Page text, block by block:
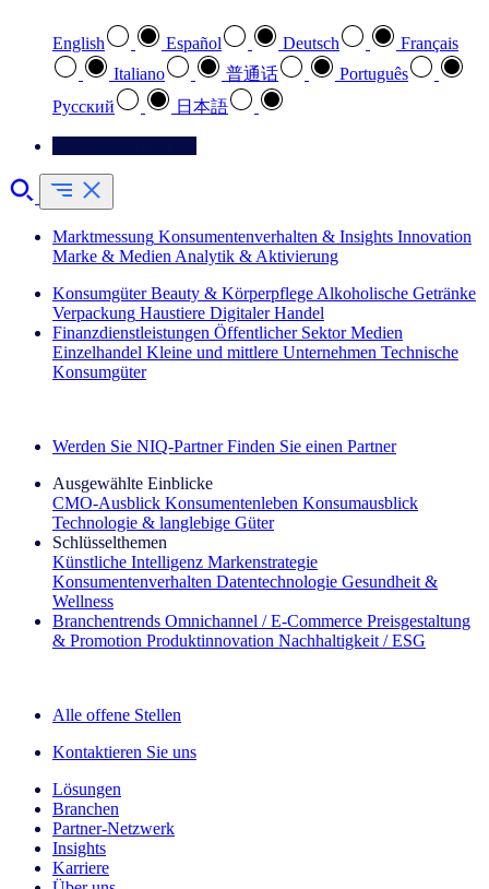
English Español Deutsch
Français
Italiano
普通话
Português
Pусский
日本語
Marktmessung Konsumentenverhalten & Insights Innovation
Marke & Medien Analytik & Aktivierung
Konsumgüter Beauty & Körperpflege Alkoholische Getränke
Verpackung Haustiere Digitaler Handel
Finanzdienstleistungen Öffentlicher Sektor Medien
Einzelhandel Kleine und mittlere Unternehmen Technische
Konsumgüter
Werden Sie NIQ-Partner Finden Sie einen Partner
Ausgewählte Einblicke
CMO‑Ausblick Konsumentenleben Konsumausblick
Technologie & langlebige Güter
Schlüsselthemen
Künstliche Intelligenz Markenstrategie
Konsumentenverhalten Datentechnologie Gesundheit &
Wellness
Branchentrends Omnichannel / E‑Commerce Preisgestaltung
& Promotion Produktinnovation Nachhaltigkeit / ESG
Alle offene Stellen
Kontaktieren Sie uns
Lösungen
Branchen
Partner-Netzwerk
Insights
Karriere